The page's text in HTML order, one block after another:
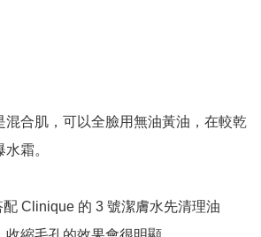
混合肌，可以全臉用無油黃油，在較乾
霜。
Clinique 的 3 號潔膚水先清理油